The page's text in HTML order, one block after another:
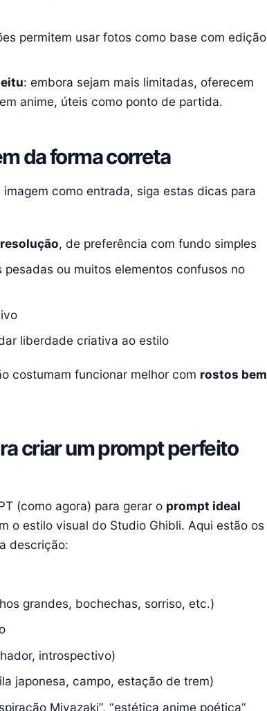
permitem usar fotos como base com edição
: embora sejam mais limitadas, oferecem
anime, úteis como ponto de partida.
da forma correta
como entrada, siga estas dicas para
, de preferência com fundo simples
ou muitos elementos confusos no
liberdade criativa ao estilo
costumam funcionar melhor com rostos bem
criar um prompt perfeito
(como agora) para gerar o prompt ideal
o estilo visual do Studio Ghibli. Aqui estão os
descrição:
grandes, bochechas, sorriso, etc.)
introspectivo)
japonesa, campo, estação de trem)
Miyazaki”, “estética anime poética”